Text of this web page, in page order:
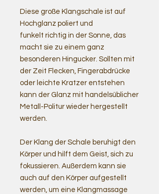
Diese große Klangschale ist auf
Hochglanz poliert und
funkelt richtig in der Sonne, das
macht sie zu einem ganz
besonderen Hingucker. Sollten mit
der Zeit Flecken, Fingerabdrücke
oder leichte Kratzer entstehen
kann der Glanz mit handelsüblicher
Metall-Politur wieder hergestellt
werden.
Der Klang der Schale beruhigt den
Körper und hilft dem Geist, sich zu
fokussieren. Außerdem kann sie
auch auf den Körper aufgestellt
werden, um eine Klangmassage